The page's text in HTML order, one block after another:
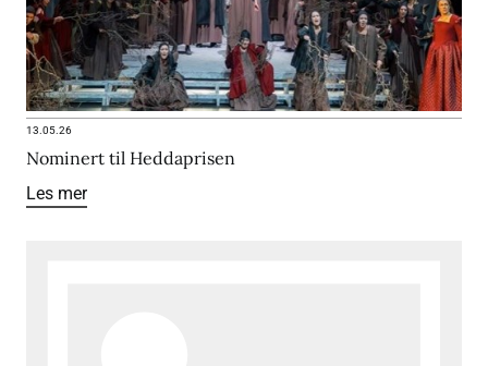
13.05.26
Nominert til Heddaprisen
Les mer